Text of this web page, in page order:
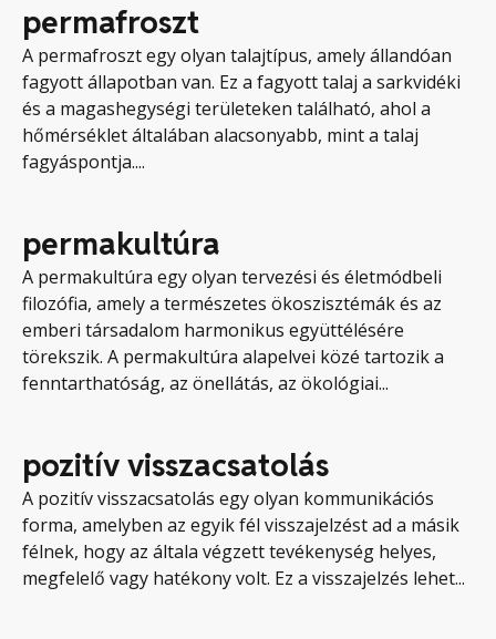
permafroszt
A permafroszt egy olyan talajtípus, amely állandóan
fagyott állapotban van. Ez a fagyott talaj a sarkvidéki
és a magashegységi területeken található, ahol a
hőmérséklet általában alacsonyabb, mint a talaj
fagyáspontja....
permakultúra
A permakultúra egy olyan tervezési és életmódbeli
filozófia, amely a természetes ökoszisztémák és az
emberi társadalom harmonikus együttélésére
törekszik. A permakultúra alapelvei közé tartozik a
fenntarthatóság, az önellátás, az ökológiai...
pozitív visszacsatolás
A pozitív visszacsatolás egy olyan kommunikációs
forma, amelyben az egyik fél visszajelzést ad a másik
félnek, hogy az általa végzett tevékenység helyes,
megfelelő vagy hatékony volt. Ez a visszajelzés lehet...